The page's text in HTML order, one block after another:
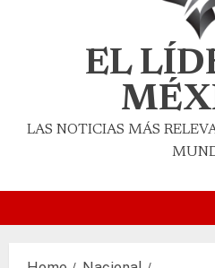
EL
LAS NOTICIAS MÁS